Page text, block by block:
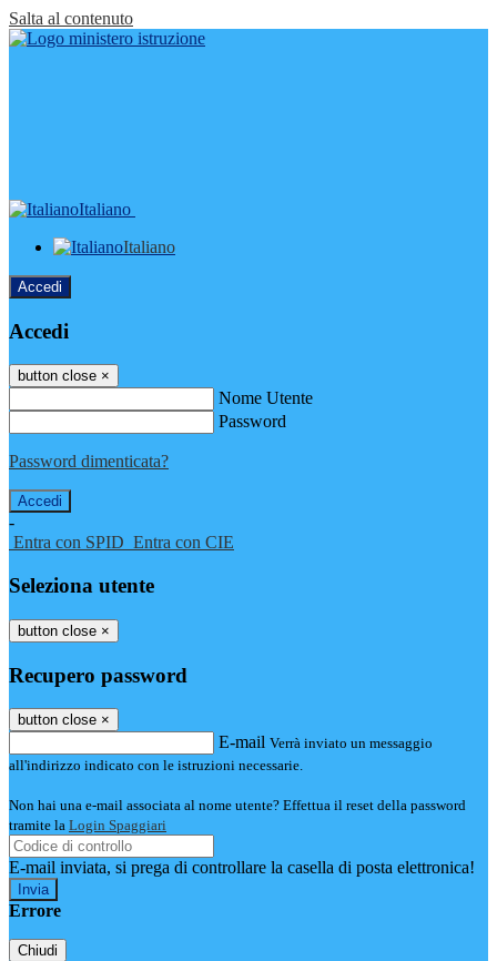
Salta al contenuto
Italiano
Italiano
Accedi
Accedi
button close ×
Nome Utente
Password
Password dimenticata?
-
Entra con SPID Entra con CIE
Seleziona utente
button close ×
Recupero password
button close ×
E-mail Verrà inviato un messaggio
all'indirizzo indicato con le istruzioni necessarie.
Non hai una e-mail associata al nome utente? Effettua il reset della password
tramite la Login Spaggiari
E-mail inviata, si prega di controllare la casella di posta elettronica!
Errore
Chiudi